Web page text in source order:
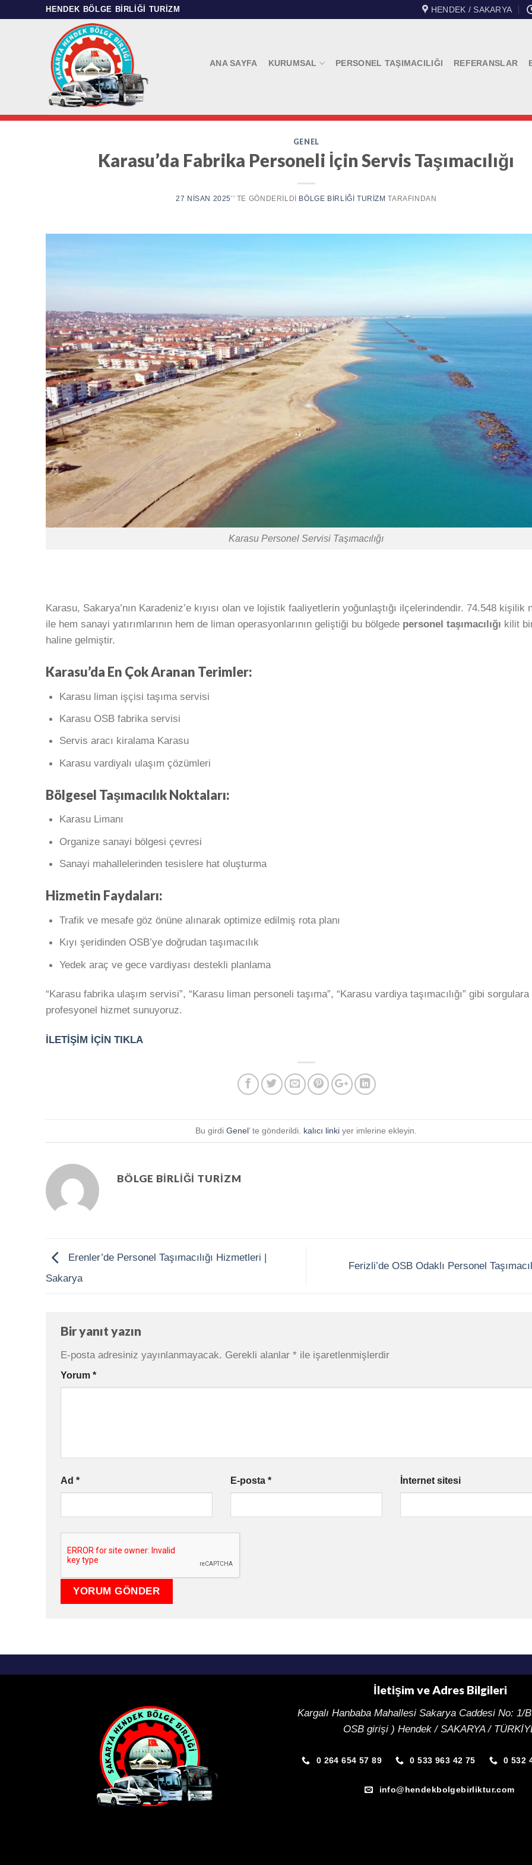
HENDEK BÖLGE BIRLIĞI TURIZM HENDEK / SAKARYA
ANA SAYFA KURUMSAL PERSONEL TAŞIMACILIĞI REFERANSLAR
GENEL
Karasu’da Fabrika Personeli İçin Servis Taşımacılığı
27 NISAN 2025’' TE GÖNDERILDI BÖLGE BIRLIĞI TURIZM TARAFINDAN
Karasu Personel Servisi Taşımacılığı
Karasu, Sakarya’nın Karadeniz’e kıyısı olan ve lojistik faaliyetlerin yoğunlaştığı ilçelerindendir. 74.548 kişilik
ile hem sanayi yatırımlarının hem de liman operasyonlarının geliştiği bu bölgede personel taşımacılığı kilit
haline gelmiştir.
Karasu’da En Çok Aranan Terimler:
Karasu liman işçisi taşıma servisi
Karasu OSB fabrika servisi
Servis aracı kiralama Karasu
Karasu vardiyalı ulaşım çözümleri
Bölgesel Taşımacılık Noktaları:
Karasu Limanı
Organize sanayi bölgesi çevresi
Sanayi mahallelerinden tesislere hat oluşturma
Hizmetin Faydaları:
Trafik ve mesafe göz önüne alınarak optimize edilmiş rota planı
Kıyı şeridinden OSB’ye doğrudan taşımacılık
Yedek araç ve gece vardiyası destekli planlama
“Karasu fabrika ulaşım servisi”, “Karasu liman personeli taşıma”, “Karasu vardiya taşımacılığı” gibi sorgulara
profesyonel hizmet sunuyoruz.
İLETİŞİM İÇİN TIKLA
Bu girdiGenel’ te gönderildi. kalıcı linki yer imlerine ekleyin.
BÖLGE BIRLIĞI TURIZM
Erenler’de Personel Taşımacılığı Hizmetleri |
Sakarya
Ferizli’de OSB Odaklı Personel
Bir yanıt yazın
E-posta adresiniz yayınlanmayacak. Gerekli alanlar * ile işaretlenmişlerdir
Yorum *
Ad * E-posta * İnternet sitesi
İletişim ve Adres Bilgileri
Kargalı Hanbaba Mahallesi Sakarya Caddesi No: 1/
OSB girişi ) Hendek / SAKARYA /
0 264 654 57 89 0 533 963 42 75 0 532
info@hendekbolgebirliktur.com